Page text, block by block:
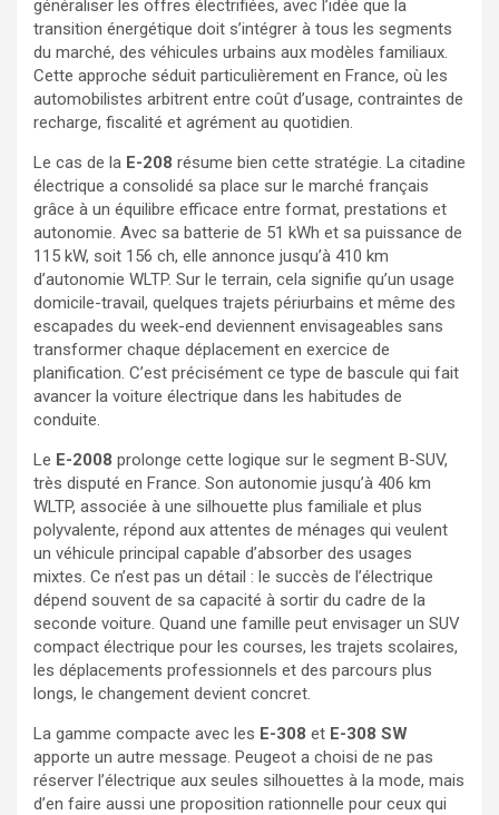
généraliser les offres électrifiées, avec l’idée que la
transition énergétique doit s’intégrer à tous les segments
du marché, des véhicules urbains aux modèles familiaux.
Cette approche séduit particulièrement en France, où les
automobilistes arbitrent entre coût d’usage, contraintes de
recharge, fiscalité et agrément au quotidien.
Le cas de la E-208 résume bien cette stratégie. La citadine
électrique a consolidé sa place sur le marché français
grâce à un équilibre efficace entre format, prestations et
autonomie. Avec sa batterie de 51 kWh et sa puissance de
115 kW, soit 156 ch, elle annonce jusqu’à 410 km
d’autonomie WLTP. Sur le terrain, cela signifie qu’un usage
domicile-travail, quelques trajets périurbains et même des
escapades du week-end deviennent envisageables sans
transformer chaque déplacement en exercice de
planification. C’est précisément ce type de bascule qui fait
avancer la voiture électrique dans les habitudes de
conduite.
Le E-2008 prolonge cette logique sur le segment B-SUV,
très disputé en France. Son autonomie jusqu’à 406 km
WLTP, associée à une silhouette plus familiale et plus
polyvalente, répond aux attentes de ménages qui veulent
un véhicule principal capable d’absorber des usages
mixtes. Ce n’est pas un détail : le succès de l’électrique
dépend souvent de sa capacité à sortir du cadre de la
seconde voiture. Quand une famille peut envisager un SUV
compact électrique pour les courses, les trajets scolaires,
les déplacements professionnels et des parcours plus
longs, le changement devient concret.
La gamme compacte avec les E-308 et E-308 SW
apporte un autre message. Peugeot a choisi de ne pas
réserver l’électrique aux seules silhouettes à la mode, mais
d’en faire aussi une proposition rationnelle pour ceux qui